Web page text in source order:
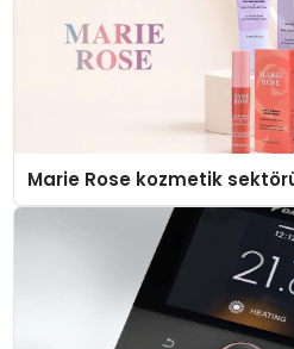
Marie Rose kozmetik